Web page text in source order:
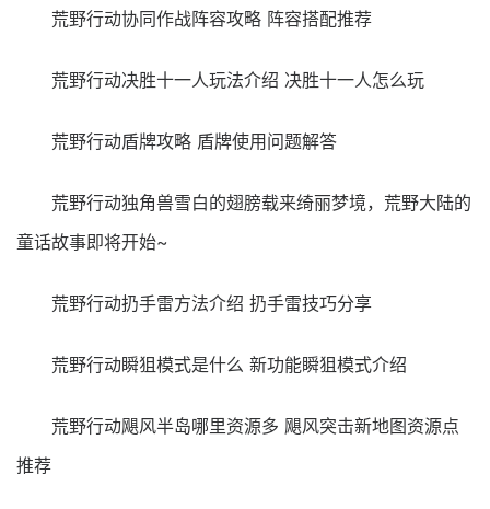
荒野行动协同作战阵容攻略 阵容搭配推荐
荒野行动决胜十一人玩法介绍 决胜十一人怎么玩
荒野行动盾牌攻略 盾牌使用问题解答
荒野行动独角兽雪白的翅膀载来绮丽梦境，荒野大陆的
童话故事即将开始~
荒野行动扔手雷方法介绍 扔手雷技巧分享
荒野行动瞬狙模式是什么 新功能瞬狙模式介绍
荒野行动飓风半岛哪里资源多 飓风突击新地图资源点
推荐